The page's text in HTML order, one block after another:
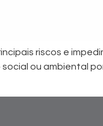
riscos e
ou ambiental